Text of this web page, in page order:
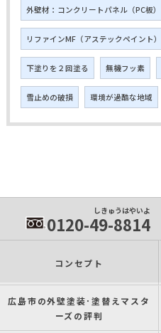
外壁材：コンクリートパネル（PC板）
リファインMF（アステックペイント）
下塗りを２回塗る 無機フッ素
雪止めの破損 環境が過酷な地域
しきゅうはやいよ
0120-49-8814
コンセプト
広島市の外壁塗装･塗替えマスタ
ーズの評判